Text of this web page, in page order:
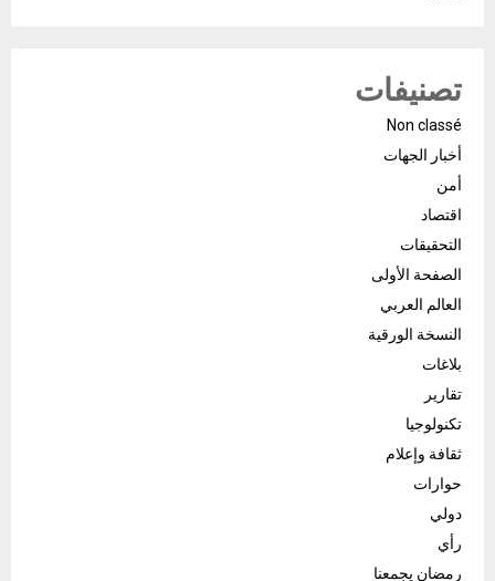
تصنيفات
Non classé
أخبار الجهات
أمن
اقتصاد
التحقيقات
الصفحة الأولى
العالم العربي
النسخة الورقية
بلاغات
تقارير
تكنولوجيا
ثقافة وإعلام
حوارات
دولي
رأي
رمضان يجمعنا